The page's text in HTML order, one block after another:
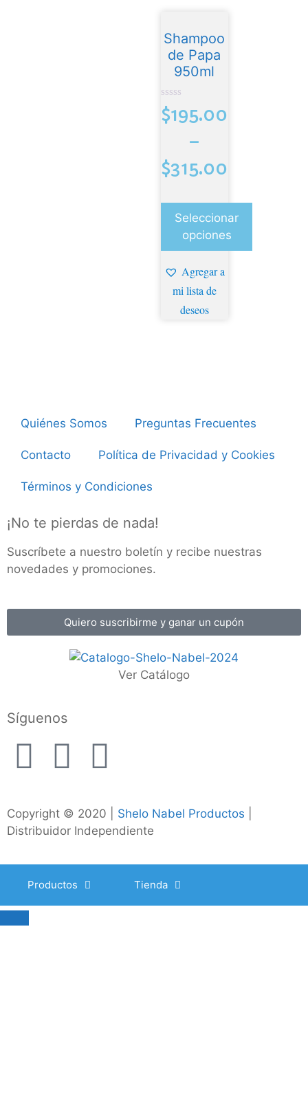
Shampoo
de Papa
950ml
0
d
e
$195.00
–
$315.00
Seleccionar
opciones
Agregar a
mi lista de
deseos
Quiénes Somos Preguntas Frecuentes
Contacto Política de Privacidad y Cookies
Términos y Condiciones
¡No te pierdas de nada!
Suscríbete a nuestro boletín y recibe nuestras
novedades y promociones.
Quiero suscribirme y ganar un cupón
Ver Catálogo
Síguenos
Copyright © 2020 | Shelo Nabel Productos
Distribuidor Independiente
Productos Tienda